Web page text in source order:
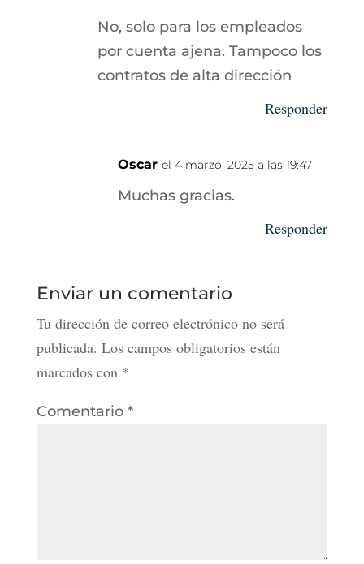
No, solo para los empleados
por cuenta ajena. Tampoco los
contratos de alta dirección
Responder
Oscar el 4 marzo, 2025 a las 19:47
Muchas gracias.
Responder
Enviar un comentario
Tu dirección de correo electrónico no será
publicada. Los campos obligatorios están
marcados con *
Comentario *